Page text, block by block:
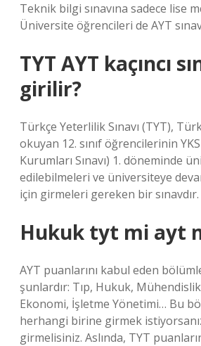
Teknik bilgi sınavına sadece lise
Üniversite öğrencileri de AYT
TYT AYT kaçıncı
girilir?
Türkçe Yeterlilik Sınavı (TYT),
okuyan 12. sınıf öğrencilerinin
Kurumları Sınavı) 1. döneminde
edilebilmeleri ve üniversiteye
için girmeleri gereken bir sınavdır.
Hukuk tyt mi ayt
AYT puanlarını kabul eden
şunlardır: Tıp, Hukuk,
Ekonomi, İşletme Yönetimi… Bu
herhangi birine girmek
girmelisiniz. Aslında, TYT